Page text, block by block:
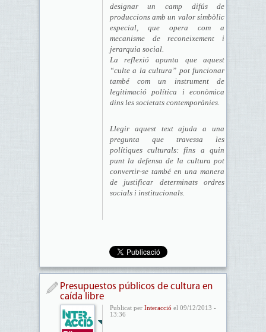
designar un camp difús de
produccions amb un valor simbòlic
especial, que opera com a
mecanisme de reconeixement i
jerarquia social.
La reflexió apunta que aquest
“culte a la cultura” pot funcionar
també com un instrument de
legitimació política i econòmica
dins les societats contemporànies.
Llegir aquest text ajuda a una
pregunta que travessa les
polítiques culturals: fins a quin
punt la defensa de la cultura pot
convertir-se també en una manera
de justificar determinats ordres
socials i institucionals.
Presupuestos públicos de cultura en
caída libre
Publicat per Interacció el 09/12/2013 -
13:36